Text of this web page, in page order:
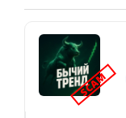
SCAM